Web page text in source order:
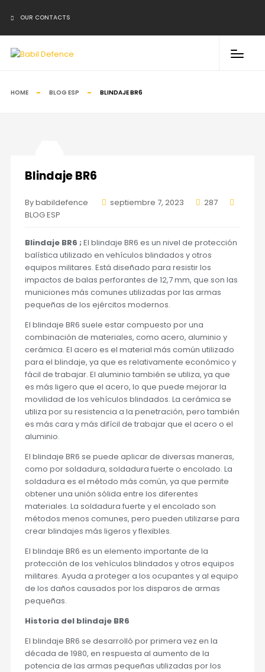
OUR CONTACTS
HOME BLOG ESP BLINDAJE BR6
Blindaje BR6
By babildefence septiembre 7, 2023
287
BLOG ESP
Blindaje BR6 ; El blindaje BR6 es un nivel de protección
balística utilizado en vehículos blindados y otros
equipos militares. Está diseñado para resistir los
impactos de balas perforantes de 12,7 mm, que son las
municiones más comunes utilizadas por las armas
pequeñas de los ejércitos modernos.
El blindaje BR6 suele estar compuesto por una
combinación de materiales, como acero, aluminio y
cerámica. El acero es el material más común utilizado
para el blindaje, ya que es relativamente económico y
fácil de trabajar. El aluminio también se utiliza, ya que
es más ligero que el acero, lo que puede mejorar la
movilidad de los vehículos blindados. La cerámica se
utiliza por su resistencia a la penetración, pero también
es más cara y más difícil de trabajar que el acero o el
aluminio.
El blindaje BR6 se puede aplicar de diversas maneras,
como por soldadura, soldadura fuerte o encolado. La
soldadura es el método más común, ya que permite
obtener una unión sólida entre los diferentes
materiales. La soldadura fuerte y el encolado son
métodos menos comunes, pero pueden utilizarse para
crear blindajes más ligeros y flexibles.
El blindaje BR6 es un elemento importante de la
protección de los vehículos blindados y otros equipos
militares. Ayuda a proteger a los ocupantes y al equipo
de los daños causados por los disparos de armas
pequeñas.
Historia del blindaje BR6
El blindaje BR6 se desarrolló por primera vez en la
década de 1980, en respuesta al aumento de la
potencia de las armas pequeñas utilizadas por los
WhatsApp